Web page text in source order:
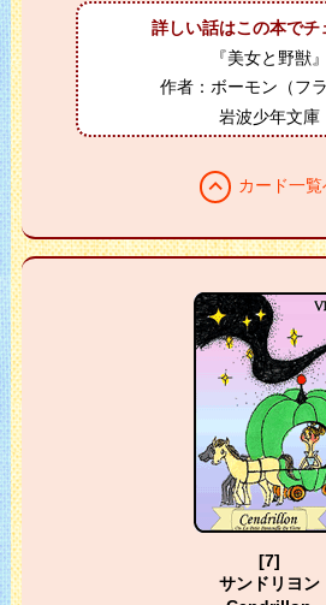
詳しい話はこの本でチ
『美女と野獣』
作者：ボーモン（フラ
岩波少年文庫
expand_less カード一覧
[7]
サンドリヨン